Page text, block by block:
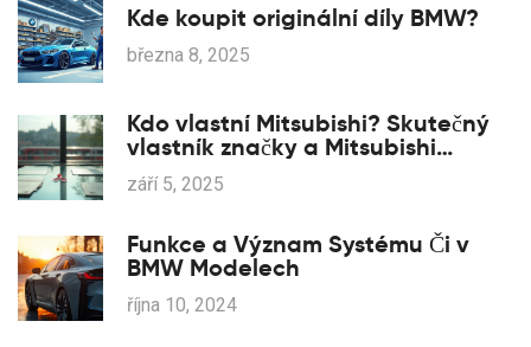
Kde koupit originální díly BMW?
března 8, 2025
Kdo vlastní Mitsubishi? Skutečný
vlastník značky a Mitsubishi
Motors (2025)
září 5, 2025
Funkce a Význam Systému Či v
BMW Modelech
října 10, 2024